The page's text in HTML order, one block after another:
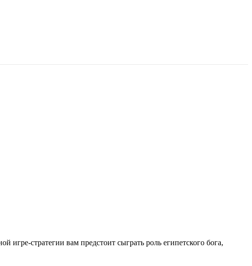
игре-стратегии вам предстоит сыграть роль египетского бога,